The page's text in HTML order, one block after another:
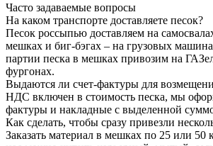
Часто задаваемые вопросы
На каком транспорте доставляете песок?
Песок россыпью доставляем на
мешках и биг-бэгах – на грузовых
партии песка в мешках привозим на
фургонах.
Выдаются ли счет-фактуры для
НДС включен в стоимость песка, мы
фактуры и накладные с выделенной
Как сделать, чтобы сразу привезли
Заказать материал в мешках по 25 или 50